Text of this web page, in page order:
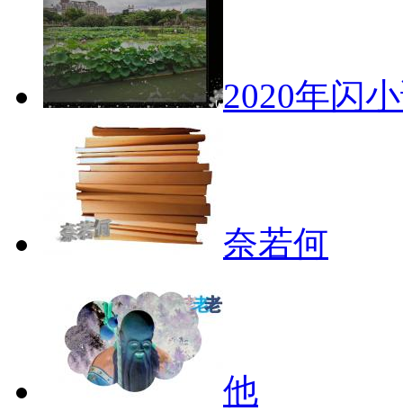
2020年闪
奈若何
他